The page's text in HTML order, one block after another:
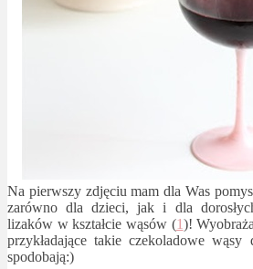
Na pierwszy zdjęciu mam dla Was
zarówno dla dzieci, jak i dla
lizaków w kształcie wąsów (1)!
przykładające takie czekoladowe
spodobają:)